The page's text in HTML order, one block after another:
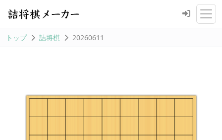
トップ 詰将棋 20260611